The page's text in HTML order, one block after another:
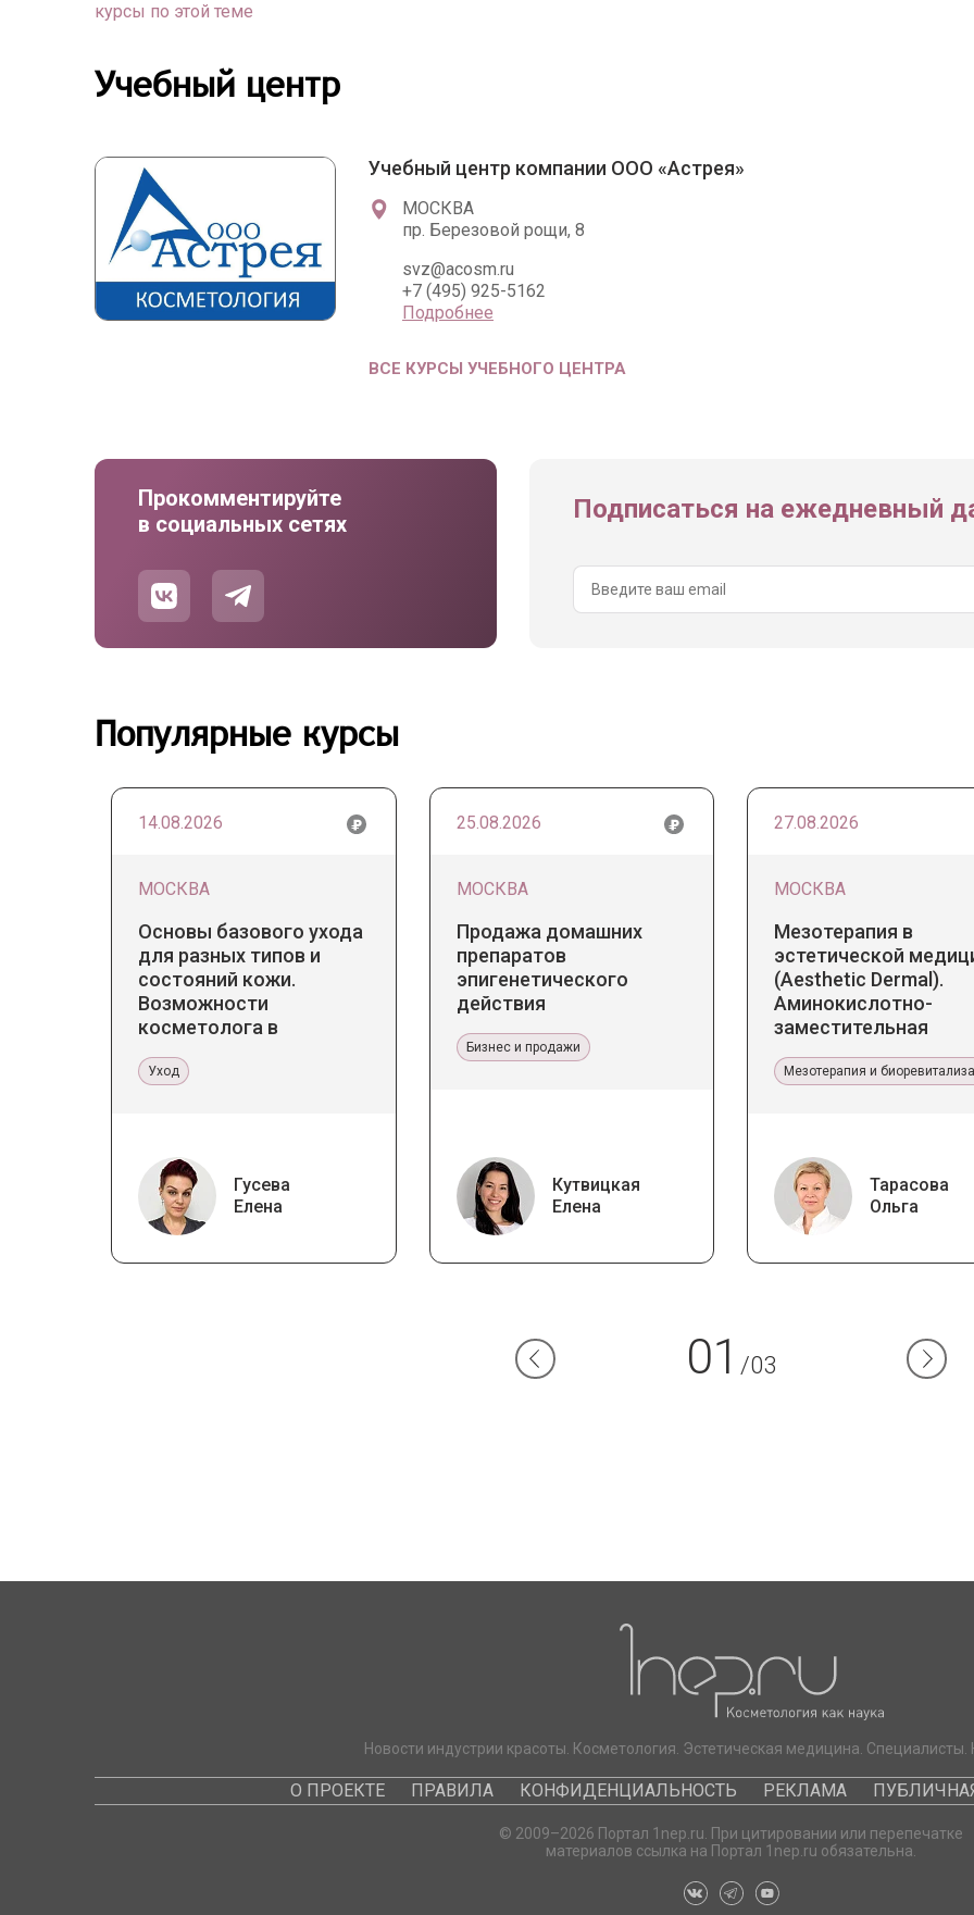
курсы по этой теме
Учебный центр
Учебный центр компании ООО «Астрея»
МОСКВА
пр. Березовой рощи, 8
svz@acosm.ru
+7 (495) 925-5162
Подробнее
ВСЕ КУРСЫ УЧЕБНОГО ЦЕНТРА
Прокомментируйте
в социальных сетях
Подписаться на ежедневный
Популярные курсы
14.08.2026
МОСКВА
Основы базового ухода
для разных типов и
состояний кожи.
Возможности
косметолога в
Уход
Гусева
Елена
25.08.2026
МОСКВА
Продажа домашних
препаратов
эпигенетического
действия
Бизнес и продажи
Кутвицкая
Елена
27.08.2026
МОСКВА
Мезотерапия в
эстетической
(Aesthetic Dermal).
Аминокислотно-
заместительная
Мезотерапия и
Тарасова
Ольга
01 /03
Новости индустрии красоты. Косметология. Эстетическая медицина.
О ПРОЕКТЕ ПРАВИЛА КОНФИДЕНЦИАЛЬНОСТЬ РЕКЛАМА
© 2009–2026 Портал 1nep.ru. При цитировании или перепечатке
материалов ссылка на Портал 1nep.ru обязательна.